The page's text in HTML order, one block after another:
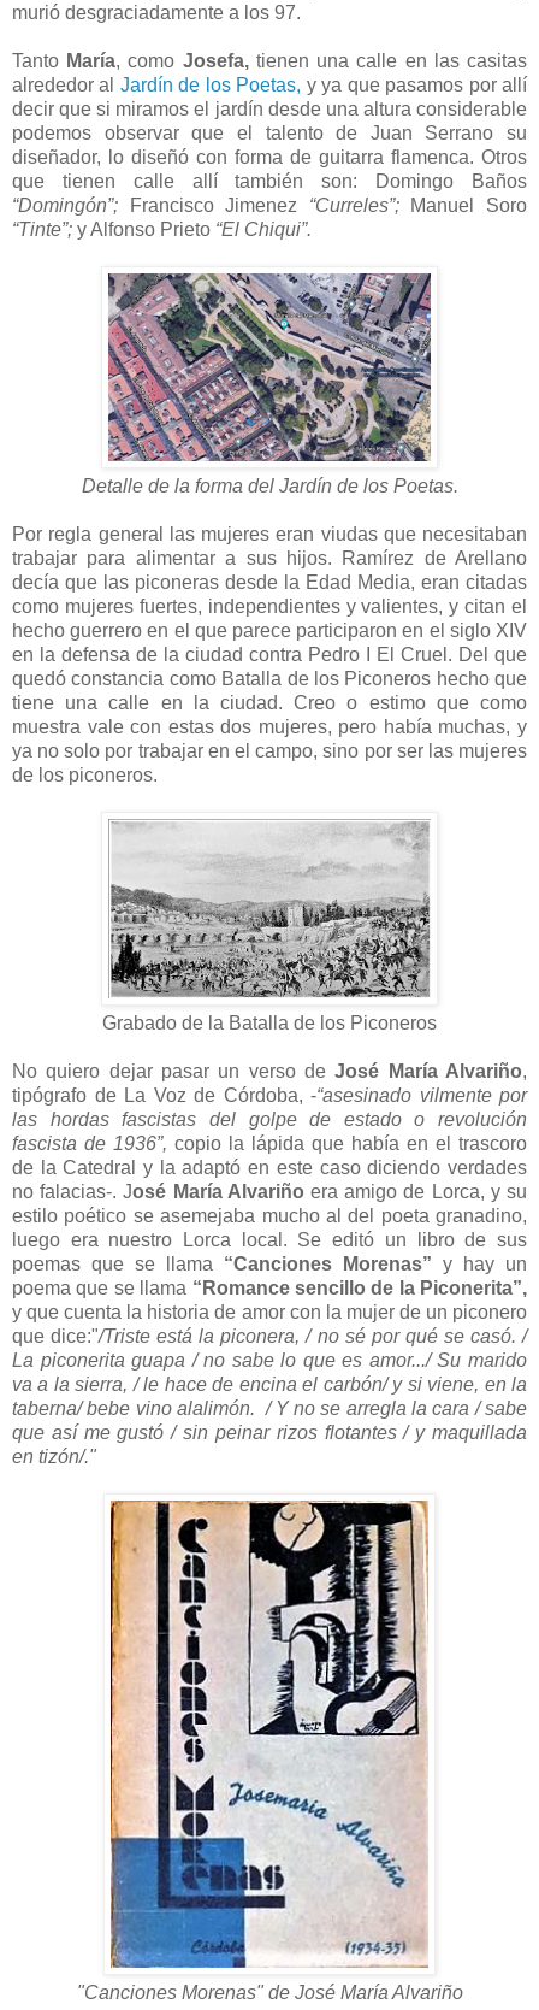
murió desgraciadamente a los 97.
Tanto María, como Josefa,tienen una calle en las casitas
alrededor al Jardín de los Poetas, y ya que pasamos por allí
decir que si miramos el jardín desde una altura considerable
podemos observar que el talento de Juan Serrano su
diseñador, lo diseñó con forma de guitarra flamenca. Otros
que tienen calle allí también son: Domingo Baños
“Domingón”; Francisco Jimenez “Curreles”;Manuel Soro
“Tinte”; y Alfonso Prieto “El Chiqui”.
Detalle de la forma del Jardín de los Poetas.
Por regla general las mujeres eran viudas que necesitaban
trabajar para alimentar a sus hijos. Ramírez de Arellano
decía que las piconeras desde la Edad Media, eran citadas
como mujeres fuertes, independientes y valientes, y citan el
hecho guerrero en el que parece participaron en el siglo XIV
en la defensa de la ciudad contra Pedro I El Cruel. Del que
quedó constancia como Batalla de los Piconeros hecho que
tiene una calle en la ciudad. Creo o estimo que como
muestra vale con estas dos mujeres, pero había muchas, y
ya no solo por trabajar en el campo, sino por ser las mujeres
de los piconeros.
Grabado de la Batalla de los Piconeros
No quiero dejar pasar un verso deJosé María Alvariño,
tipógrafo de La Voz de Córdoba, -“asesinado vilmente por
las hordas fascistas del golpe de estado o revolución
fascista de 1936”, copio la lápida que había en el trascoro
de la Catedral y la adaptó en este caso diciendo verdades
no falacias-. José María Alvariño era amigo de Lorca, y su
estilo poético se asemejaba mucho al del poeta granadino,
luego era nuestro Lorca local. Se editó un libro de sus
poemas que se llama “Canciones Morenas” y hay un
poema que se llama “Romance sencillo de la Piconerita”,
y que cuenta la historia de amor con la mujer de un piconero
que dice:"/Triste está la piconera, / no sé por qué se casó. /
La piconerita guapa / no sabe lo que es amor.../ Su marido
va a la sierra, / le hace de encina el carbón/ y si viene, en la
taberna/ bebe vino alalimón. / Y no se arregla la cara / sabe
que así me gustó / sin peinar rizos flotantes / y maquillada
en tizón/."
"Canciones Morenas" de José María Alvariño